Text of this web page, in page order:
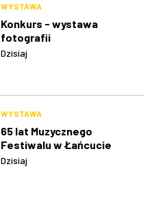
WYSTAWA
Konkurs - wystawa
fotografii
Dzisiaj
WYSTAWA
65 lat Muzycznego
Festiwalu w Łańcucie
Dzisiaj